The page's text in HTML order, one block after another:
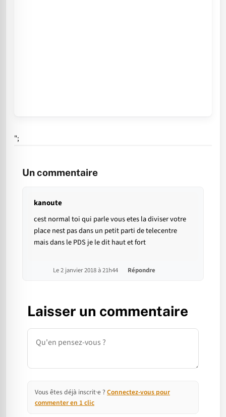
";
Un commentaire
kanoute
cest normal toi qui parle vous etes la diviser votre
place nest pas dans un petit parti de telecentre
mais dans le PDS je le dit haut et fort
Le 2 janvier 2018 à 21h44 Répondre
Laisser un commentaire
Commentaire
Vous êtes déjà inscrit·e ? Connectez-vous pour
commenter en 1 clic